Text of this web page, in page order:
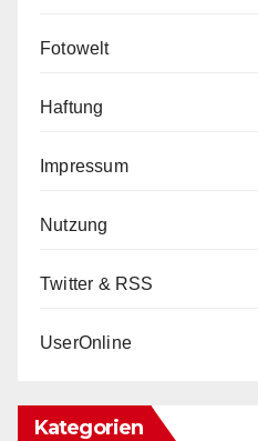
Fotowelt
Haftung
Impressum
Nutzung
Twitter & RSS
UserOnline
Kategorien